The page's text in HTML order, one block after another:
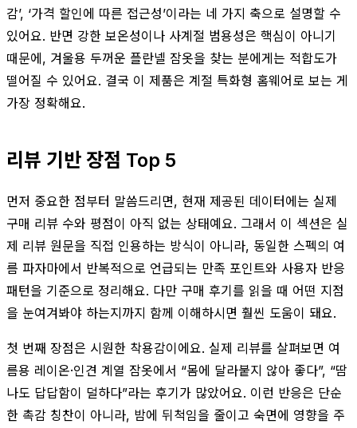
감’, ‘가격 할인에 따른 접근성’이라는 네 가지 축으로 설명할 수
있어요. 반면 강한 보온성이나 사계절 범용성은 핵심이 아니기
때문에, 겨울용 두꺼운 플란넬 잠옷을 찾는 분에게는 적합도가
떨어질 수 있어요. 결국 이 제품은 계절 특화형 홈웨어로 보는 게
가장 정확해요.
리뷰 기반 장점 Top 5
먼저 중요한 점부터 말씀드리면, 현재 제공된 데이터에는 실제
구매 리뷰 수와 평점이 아직 없는 상태예요. 그래서 이 섹션은 실
제 리뷰 원문을 직접 인용하는 방식이 아니라, 동일한 스펙의 여
름 파자마에서 반복적으로 언급되는 만족 포인트와 사용자 반응
패턴을 기준으로 정리해요. 다만 구매 후기를 읽을 때 어떤 지점
을 눈여겨봐야 하는지까지 함께 이해하시면 훨씬 도움이 돼요.
첫 번째 장점은 시원한 착용감이에요. 실제 리뷰를 살펴보면 여
름용 레이온·인견 계열 잠옷에서 “몸에 달라붙지 않아 좋다”, “땀
나도 답답함이 덜하다”라는 후기가 많았어요. 이런 반응은 단순
한 촉감 칭찬이 아니라, 밤에 뒤척임을 줄이고 숙면에 영향을 주